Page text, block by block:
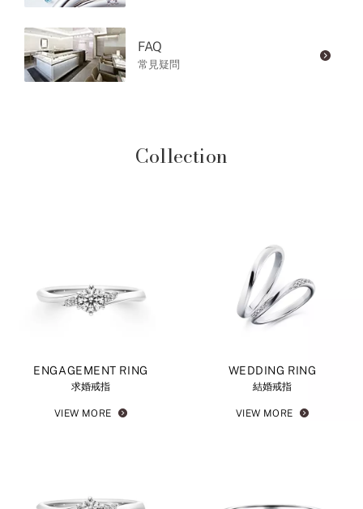
FAQ
常見疑問
Collection
ENGAGEMENT RING
求婚戒指
VIEW MORE
WEDDING RING
結婚戒指
VIEW MORE